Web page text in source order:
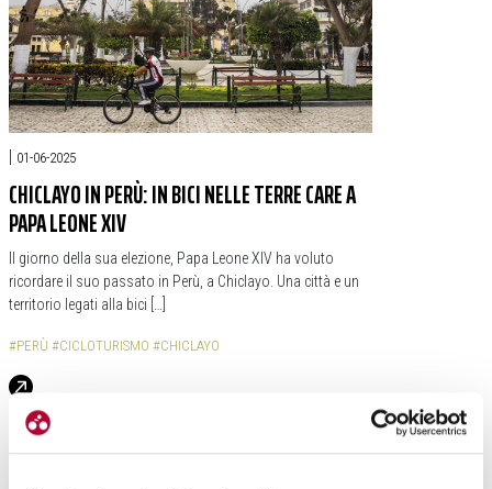
| 01-06-2025
CHICLAYO IN PERÙ: IN BICI NELLE TERRE CARE A
PAPA LEONE XIV
Il giorno della sua elezione, Papa Leone XIV ha voluto
ricordare il suo passato in Perù, a Chiclayo. Una città e un
territorio legati alla bici […]
#PERÙ #CICLOTURISMO #CHICLAYO